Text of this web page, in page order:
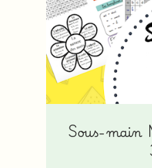
Sous-main